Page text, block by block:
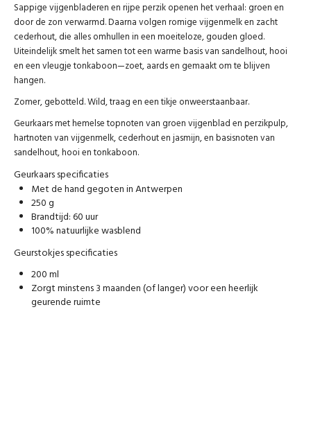
Sappige vijgenbladeren en rijpe perzik openen het verhaal: groen en
door de zon verwarmd. Daarna volgen romige vijgenmelk en zacht
cederhout, die alles omhullen in een moeiteloze, gouden gloed.
Uiteindelijk smelt het samen tot een warme basis van sandelhout, hooi
en een vleugje tonkaboon—zoet, aards en gemaakt om te blijven
hangen.
Zomer, gebotteld. Wild, traag en een tikje onweerstaanbaar.
Geurkaars met hemelse topnoten van groen vijgenblad en perzikpulp,
hartnoten van vijgenmelk, cederhout en jasmijn, en basisnoten van
sandelhout, hooi en tonkaboon.
Geurkaars specificaties
Met de hand gegoten in Antwerpen
250 g
Brandtijd: 60 uur
100% natuurlijke wasblend
Geurstokjes specificaties
200 ml
Zorgt minstens 3 maanden (of langer) voor een heerlijk
geurende ruimte